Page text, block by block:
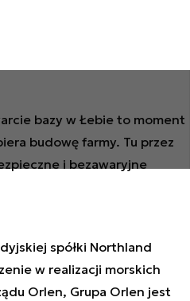
bazy w Łebie to moment
budowę farmy. Tu przez
i bezawaryjne
spółki Northland
w realizacji morskich
Orlen, Grupa Orlen jest